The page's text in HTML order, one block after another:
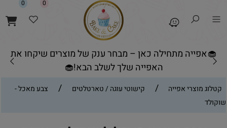
🧁אפייה מתחילה כאן – מבחר ענק של מוצרים שיקחו את
האפייה שלך לשלב הבא!🧁
0 0
קטלוג מוצרי אפייה / קישוטי עוגה / טארטלטים /
צבע מאכל -
שוקולד